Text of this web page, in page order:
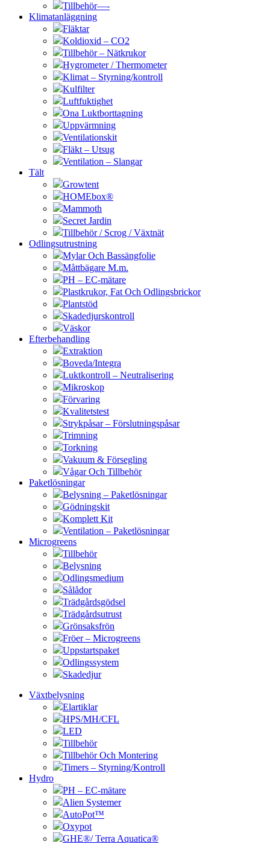
Tillbehör—-
Klimatanläggning
Fläktar
Koldioxid – CO2
Tillbehör – Nätkrukor
Hygrometer / Thermometer
Klimat – Styrning/kontroll
Kulfilter
Luftfuktighet
Ona Luktborttagning
Uppvärmning
Ventilationskit
Fläkt – Utsug
Ventilation – Slangar
Tält
Growtent
HOMEbox®
Mammoth
Secret Jardin
Tillbehör / Scrog / Växtnät
Odlingsutrustning
Mylar Och Bassängfolie
Måttbägare M.m.
PH – EC-mätare
Plastkrukor, Fat Och Odlingsbrickor
Plantstöd
Skadedjurskontroll
Väskor
Efterbehandling
Extraktion
Boveda/Integra
Luktkontroll – Neutralisering
Mikroskop
Förvaring
Kvalitetstest
Strykpåsar – Förslutningspåsar
Trimning
Torkning
Vakuum & Försegling
Vågar Och Tillbehör
Paketlösningar
Belysning – Paketlösningar
Gödningskit
Komplett Kit
Ventilation – Paketlösningar
Microgreens
Tillbehör
Belysning
Odlingsmedium
Sålådor
Trädgårdsgödsel
Trädgårdsutrust
Grönsaksfrön
Fröer – Microgreens
Uppstartspaket
Odlingssystem
Skadedjur
Växtbelysning
Elartiklar
HPS/MH/CFL
LED
Tillbehör
Tillbehör Och Montering
Timers – Styrning/Kontroll
Hydro
PH – EC-mätare
Alien Systemer
AutoPot™
Oxypot
GHE®/ Terra Aquatica®